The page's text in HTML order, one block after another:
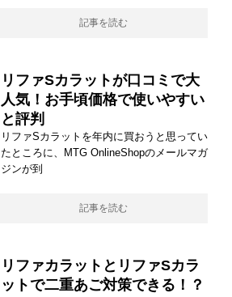
記事を読む
リファSカラットが口コミで大
人気！お手頃価格で使いやすい
と評判
リファSカラットを年内に買おうと思ってい
たところに、MTG OnlineShopのメールマガ
ジンが到
記事を読む
リファカラットとリファSカラ
ットで二重あご対策できる！？